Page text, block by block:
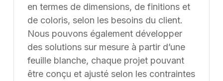
en termes de dimensions, de finitions et
de coloris, selon les besoins du client.
Nous pouvons également développer
des solutions sur mesure à partir d’une
feuille blanche, chaque projet pouvant
être conçu et ajusté selon les contraintes